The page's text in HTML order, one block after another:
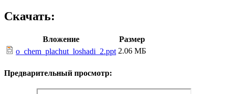
Скачать:
Вложение
Размер
o_chem_plachut_loshadi_2.ppt 2.06 МБ
Предварительный просмотр: